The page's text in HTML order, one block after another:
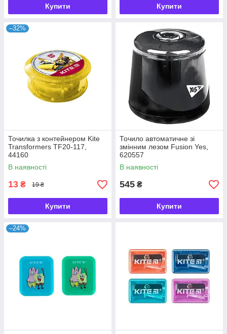
Купити Купити
–32%
Точилка з контейнером Kite
Transformers TF20-117,
44160
В наявності
13 ₴ 19 ₴
Купити
Точило автоматичне зі
змінним лезом Fusion Yes,
620557
В наявності
545 ₴
Купити
–24%